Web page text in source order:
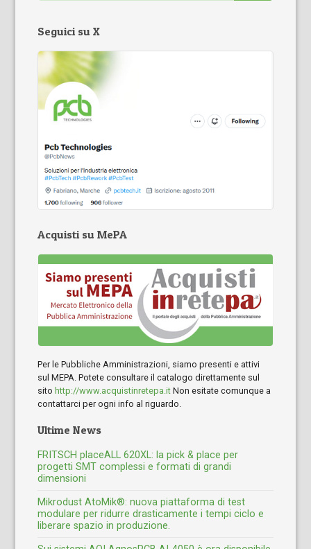
Seguici su X
Acquisti su MePA
Per le Pubbliche Amministrazioni, siamo presenti e attivi
sul MEPA. Potete consultare il catalogo direttamente sul
sito http://www.acquistinretepa.it Non esitate comunque a
contattarci per ogni info al riguardo.
Ultime News
FRITSCH placeALL 620XL: la pick & place per
progetti SMT complessi e formati di grandi
dimensioni
Mikrodust AtoMik®: nuova piattaforma di test
modulare per ridurre drasticamente i tempi ciclo e
liberare spazio in produzione.